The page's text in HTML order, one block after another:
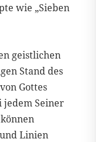
wie „Sieben
geistlichen
Stand des
Gottes
jedem Seiner
Linien